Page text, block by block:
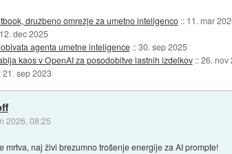
družbeno omrežje za umetno inteligenco :: 11. mar
12. dec 2025
agenta umetne inteligence ::30. sep 2025
kaos v OpenAI za posodobitve lastnih izdelkov ::26. nov
21. sep 2023
2026, 08:25
mrtva, naj živi brezumno trošenje energije za AI prompte!